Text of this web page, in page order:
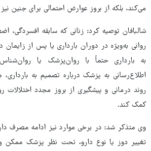
می‌کند، بلکه از بروز عوارض احتمالی برای جنین
شالبافان توصیه کرد: زنانی که سابقه افسردگی،
روانی به‌ویژه در دوران بارداری یا پس از زایمان
به بارداری حتماً با روان‌پزشک یا
اطلاع‌رسانی به پزشک درباره تصمیم به بارداری،
روند درمانی و پیشگیری از بروز مجدد اختلالات
کمک کند.
وی متذکر شد: در برخی موارد نیز ادامه مصرف
تغییر دوز یا نوع دارو، تحت نظر پزشک